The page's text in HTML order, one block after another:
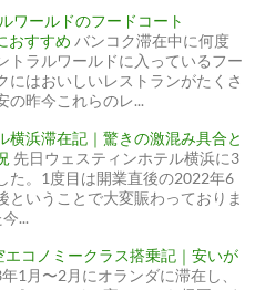
ワールドのフードコート
おすすめ バンコク滞在中に何度
トラルワールドに入っているフー
にはおいしいレストランがたくさ
の昨今これらのレ...
横浜滞在記｜驚きの激混み具合と
先日ウェスティンホテル横浜に3
た。1度目は開業直後の2022年6
ということで大変賑わっておりま
...
エコノミークラス搭乗記｜安いが
1月〜2月にオランダに滞在し、